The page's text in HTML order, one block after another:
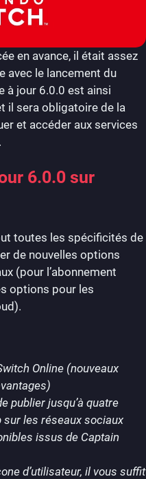
en avance, il était assez
avec le lancement du
à jour 6.0.0 est ainsi
il sera obligatoire de la
et accéder aux services
6.0.0 sur
toutes les spécificités de
de nouvelles options
(pour l’abonnement
options pour les
Online (nouveaux
publier jusqu’à quatre
sur les réseaux sociaux
issus de Captain
d’utilisateur, il vous suffit